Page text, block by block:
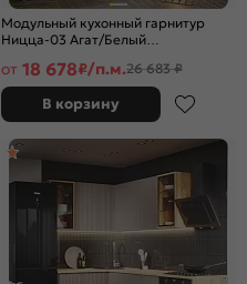
Модульный кухонный гарнитур
Ницца-03 Агат/Белый
от 18 678₽/п.м.26 683 ₽
В корзину